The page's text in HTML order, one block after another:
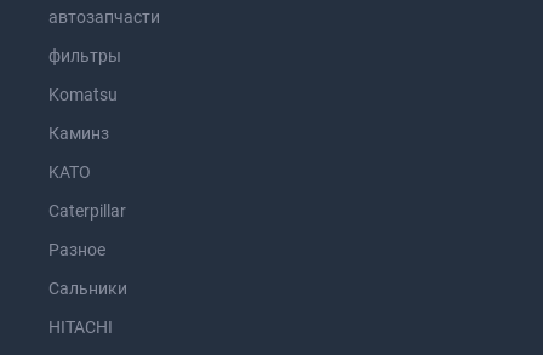
автозапчасти
фильтры
Komatsu
Каминз
KATO
Caterpillar
Разное
Сальники
HITACHI